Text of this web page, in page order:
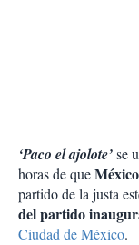
‘Paco el ajolote’se
horas de que
partido de la justa
del partido
Ciudad de México.